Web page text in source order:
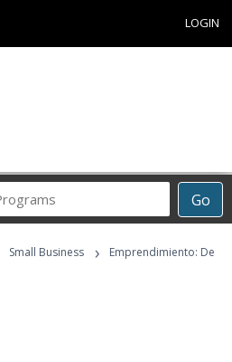
LOGIN
Go
Career
Programs
Small Business ›
Emprendimiento: De